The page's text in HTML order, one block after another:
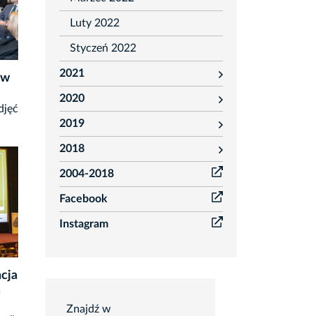
Luty 2022
Styczeń 2022
2021
rozwiń
2020
rozwiń
2019
rozwiń
2018
rozwiń
2004-2018
Facebook
Instagram
OtoFotokroniki
Znajdź w